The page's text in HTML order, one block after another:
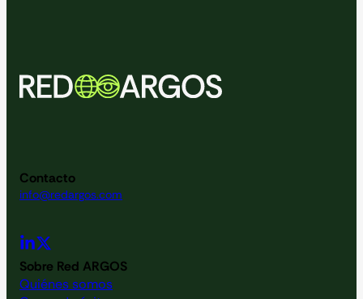
Contacto
info@redargos.com
Sobre Red ARGOS
Quiénes somos